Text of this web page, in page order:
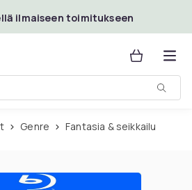
ilmaiseen toimitukseen
Genre Fantasia & seikkailu